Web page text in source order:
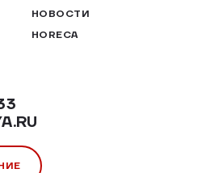
НОВОСТИ
HORECA